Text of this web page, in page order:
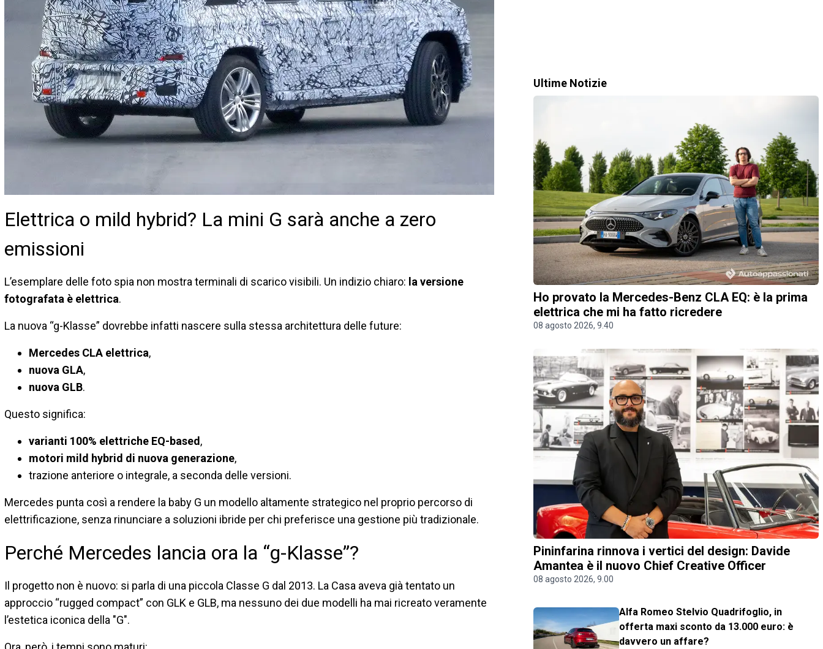
Elettrica o mild hybrid? La mini G sarà anche a zero
emissioni
L’esemplare delle foto spia non mostra terminali di scarico visibili. Un indizio chiaro: la versione
fotografata è elettrica.
La nuova “g-Klasse” dovrebbe infatti nascere sulla stessa architettura delle future:
Mercedes CLA elettrica,
nuova GLA,
nuova GLB.
Questo significa:
varianti 100% elettriche EQ-based ,
motori mild hybrid di nuova generazione,
trazione anteriore o integrale, a seconda delle versioni.
Mercedes punta così a rendere la baby G un modello altamente strategico nel proprio percorso di
elettrificazione, senza rinunciare a soluzioni ibride per chi preferisce una gestione più tradizionale.
Perché Mercedes lancia ora la “g-Klasse”?
Il progetto non è nuovo: si parla di una piccola Classe G dal 2013. La Casa aveva già tentato un
approccio “rugged compact” con GLK e GLB, ma nessuno dei due modelli ha mai ricreato veramente
l’estetica iconica della "G".
Ultime Notizie
Ho provato la Mercedes-Benz CLA EQ: è la prima
elettrica che mi ha fatto ricredere
08 agosto 2026, 9.40
Pininfarina rinnova i vertici del design: Davide
Amantea è il nuovo Chief Creative Officer
08 agosto 2026, 9.00
Alfa Romeo Stelvio Quadrifoglio, in
offerta maxi sconto da 13.000 euro: è
davvero un affare?